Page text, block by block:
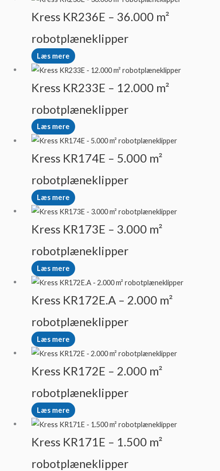
Kress KR236E – 36.000 m²
robotplæneklipper
Læs mere
Kress KR233E – 12.000 m²
robotplæneklipper
Læs mere
Kress KR174E – 5.000 m²
robotplæneklipper
Læs mere
Kress KR173E – 3.000 m²
robotplæneklipper
Læs mere
Kress KR172E.A – 2.000 m²
robotplæneklipper
Læs mere
Kress KR172E – 2.000 m²
robotplæneklipper
Læs mere
Kress KR171E – 1.500 m²
robotplæneklipper